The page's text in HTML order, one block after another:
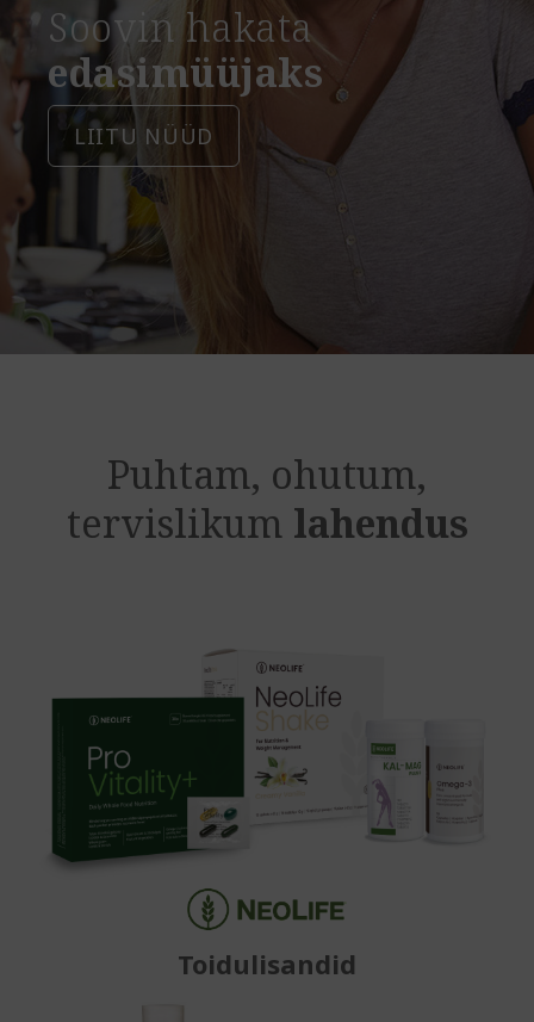
Soovin hakata
edasimüüjaks
LIITU NÜÜD
Puhtam, ohutum,
tervislikum lahendus
Toidulisandid